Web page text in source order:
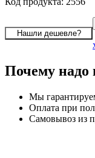
Почему надо
Мы
Оплата при
Самовывоз из